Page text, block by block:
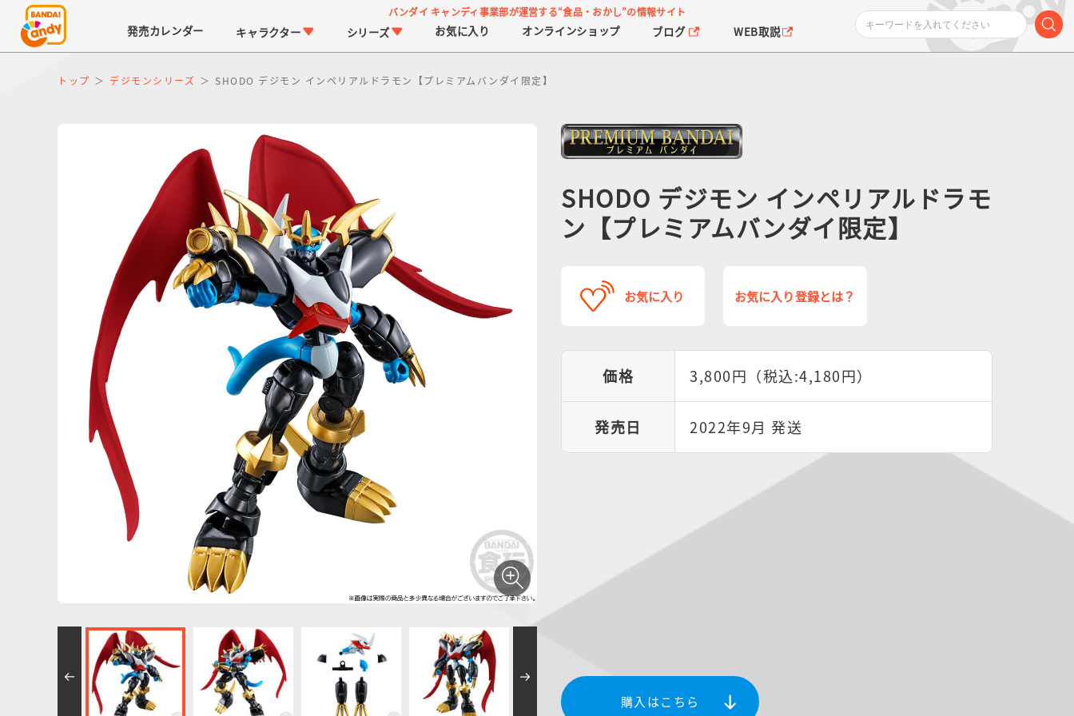
バンダイ キャンディ事業部が運営する“食品・おかし”の情報サイト
発売カレンダー キャラクター
LINK TRAVELERS 仮面ライダーシリーズ
PROJECT R.E.D.・ス
ーパー戦隊シリーズ
プリキュアシリーズ ガンダムシリーズ ポケットモンスター
シリーズ
チョコボックス キャラパキ つりグミ チョコサプ
にふぉるめーしょん＆
スクエアシール
SMPシリーズ
お気に入り オンラインショップ ブログ WEB取説
トップ デジモンシリーズ SHODO デジモン インペリアルドラモン【プレミアムバンダイ限定】
SHODO デジモン インペリアルドラモ
ン【プレミアムバンダイ限定】
お気に入り お気に入り登録とは？
価格 3,800円（税込:4,180円）
発売日 2022年9月 発送
購入はこちら